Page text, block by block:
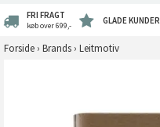
FRI FRAGT
køb over 699,- GLADE KUNDER
Forside › Brands › Leitmotiv